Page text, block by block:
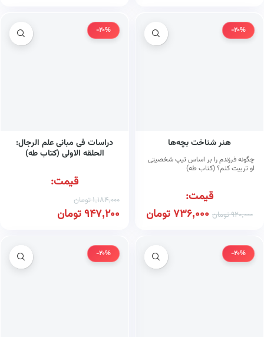
-20%
هنر شناخت بچه‌ها
چگونه فرزندم را بر اساس تیپ شخصیتی
او تربیت کنم؟ (کتاب طه)
قیمت:
920,000تومان 736,000تومان
-20%
دراسات فی مبانی علم الرجال:
الحلقه الاولی (کتاب طه)
قیمت:
1,184,000تومان
947,200تومان
-20%
-20%